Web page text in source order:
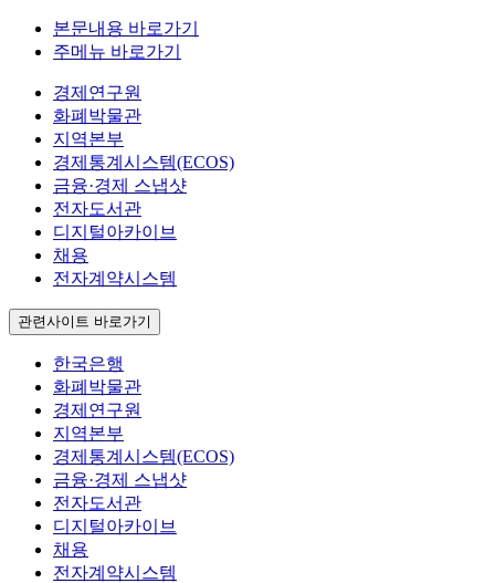
본문내용 바로가기
주메뉴 바로가기
경제연구원
화폐박물관
지역본부
경제통계시스템(ECOS)
금융·경제 스냅샷
전자도서관
디지털아카이브
채용
전자계약시스템
관련사이트 바로가기
한국은행
화폐박물관
경제연구원
지역본부
경제통계시스템(ECOS)
금융·경제 스냅샷
전자도서관
디지털아카이브
채용
전자계약시스템